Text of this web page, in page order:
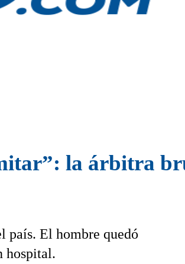
la árbitra
país. El hombre quedó
hospital.